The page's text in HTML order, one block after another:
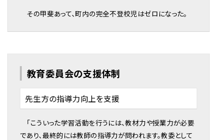
その甲斐あって、町内の完全不登校児はゼロになった。
教育委員会の支援体制
先生方の指導力向上を支援
「こういった学習活動を行うには、教材力や授業力が必要
であり、最終的には教師の指導力が問われます。教委として